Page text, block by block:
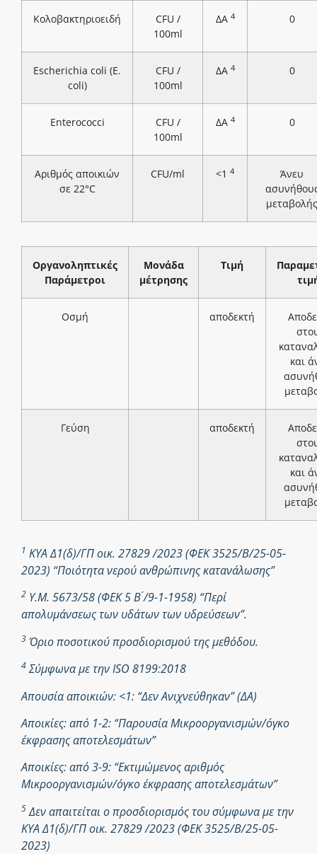
Κολοβακτηριοειδή
CFU /
100ml
ΔΑ 4 0
Escherichia coli (E.
coli)
CFU /
100ml
ΔΑ 4 0
Enterococci
CFU /
100ml
ΔΑ 4 0
Αριθμός αποικιών
σε 22°C
CFU/ml <1 4
Άνευ
μεταβολής
Οργανοληπτικές
Παράμετροι
Μονάδα
μέτρησης
Τιμή
Οσμή αποδεκτή
και
Γεύση αποδεκτή
και
1 ΚΥΑ Δ1(δ)/ΓΠ οικ. 27829 /2023 (ΦΕΚ 3525/Β/25-05-
2023) “Ποιότητα νερού ανθρώπινης κατανάλωσης”
2 Υ.Μ. 5673/58 (ΦΕΚ 5 Β ́/9-1-1958) “Περί
απολυμάνσεως των υδάτων των υδρεύσεων”.
3 Όριο ποσοτικού προσδιορισμού της μεθόδου.
4Σύμφωνα με την ISO 8199:2018
Απουσία αποικιών: <1: “Δεν Ανιχνεύθηκαν” (ΔΑ)
Αποικίες: από 1-2: “Παρουσία Μικροοργανισμών/όγκο
έκφρασης αποτελεσμάτων”
Αποικίες: από 3-9: “Εκτιμώμενος αριθμός
Μικροοργανισμών/όγκο έκφρασης αποτελεσμάτων”
5Δεν απαιτείται ο προσδιορισμός του σύμφωνα με την
ΚΥΑ Δ1(δ)/ΓΠ οικ. 27829 /2023 (ΦΕΚ 3525/Β/25-05-
2023)